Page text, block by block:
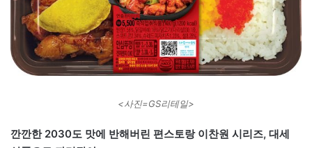
<사진=GS리테일>
깐깐한 2030도 맛에 반해버린 편스토랑 이찬원 시리즈, 대세